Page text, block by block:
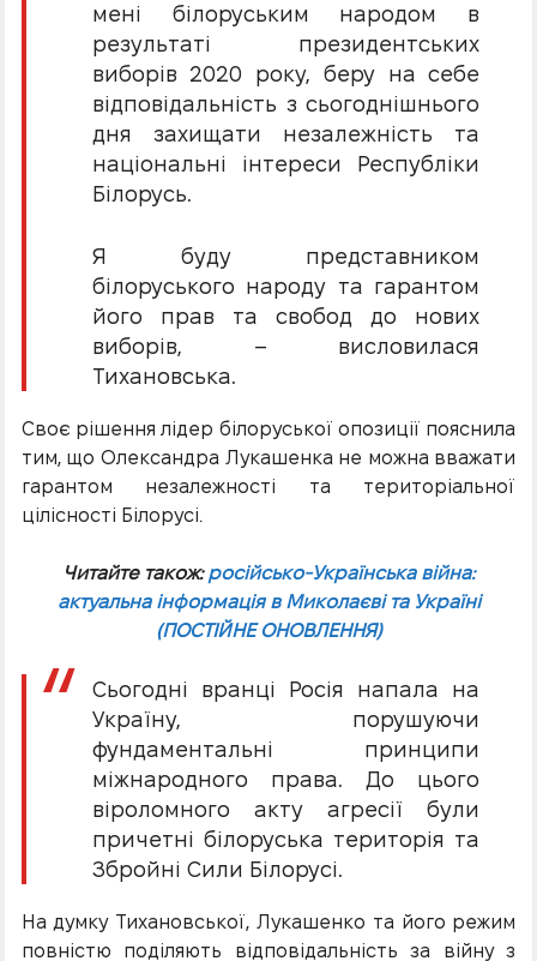
мені білоруським народом в
результаті президентських
виборів 2020 року, беру на себе
відповідальність з сьогоднішнього
дня захищати незалежність та
національні інтереси Республіки
Білорусь.
Я буду представником
білоруського народу та гарантом
його прав та свобод до нових
виборів, – висловилася
Тихановська.
Своє рішення лідер білоруської опозиції пояснила
тим, що Олександра Лукашенка не можна вважати
гарантом незалежності та територіальної
цілісності Білорусі.
Читайте також:російсько-Українська війна:
актуальна інформація в Миколаєві та Україні
(ПОСТІЙНЕ ОНОВЛЕННЯ)
Сьогодні вранці Росія напала на
Україну, порушуючи
фундаментальні принципи
міжнародного права. До цього
віроломного акту агресії були
причетні білоруська територія та
Збройні Сили Білорусі.
На думку Тихановської, Лукашенко та його режим
повністю поділяють відповідальність за війну з